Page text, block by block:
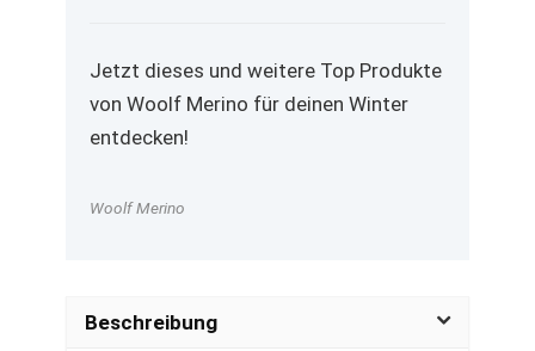
Jetzt dieses und weitere Top Produkte
von Woolf Merino für deinen Winter
entdecken!
Woolf Merino
Beschreibung